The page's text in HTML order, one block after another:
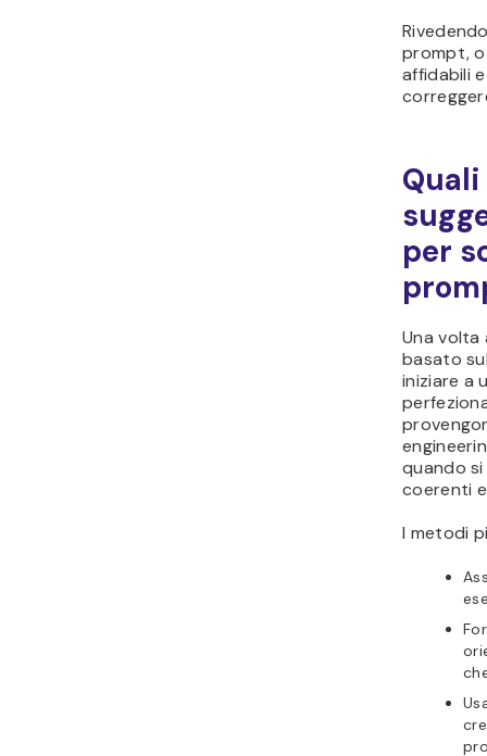
prompt,
affidabili
per
Una volta
basato
iniziare a
quando
coerenti
I metodi